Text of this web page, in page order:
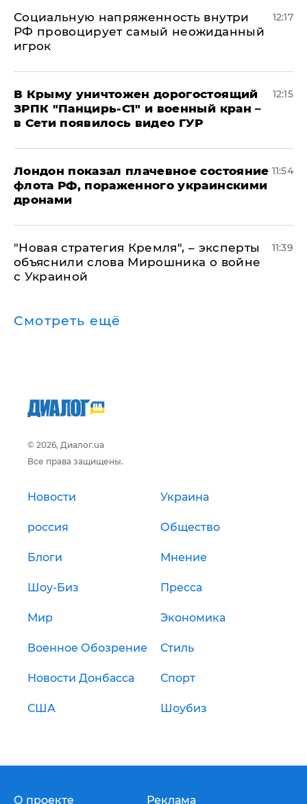
Социальную напряженность внутри
РФ провоцирует самый неожиданный
игрок
12:17
В Крыму уничтожен дорогостоящий
ЗРПК "Панцирь-С1" и военный кран –
в Сети появилось видео ГУР
12:15
Лондон показал плачевное состояние
флота РФ, пораженного украинскими
дронами
11:54
"Новая стратегия Кремля", – эксперты
объяснили слова Мирошника о войне
с Украиной
11:39
Смотреть ещё
© 2026, Диалог.ua
Все права защищены.
Новости Украина
россия Общество
Блоги Мнение
Шоу-Биз Пресса
Мир Экономика
Военное Обозрение Стиль
Новости Донбасса Спорт
США Шоубиз
О проекте Реклама